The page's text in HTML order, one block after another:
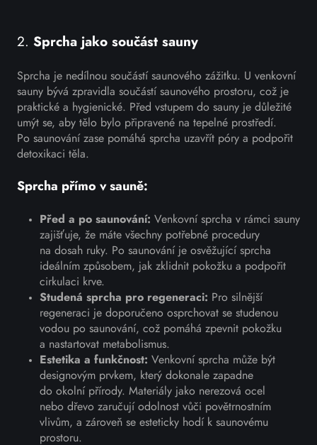
2. Sprcha jako součást sauny
Sprcha je nedílnou součástí saunového zážitku. U venkovní
sauny bývá zpravidla součástí saunového prostoru, což je
praktické a hygienické. Před vstupem do sauny je důležité
umýt se, aby tělo bylo připravené na tepelné prostředí.
Po saunování zase pomáhá sprcha uzavřít póry a podpořit
detoxikaci těla.
Sprcha přímo v sauně:
Před a po saunování: Venkovní sprcha v rámci sauny
zajišťuje, že máte všechny potřebné procedury
na dosah ruky. Po saunování je osvěžující sprcha
ideálním způsobem, jak zklidnit pokožku a podpořit
cirkulaci krve.
Studená sprcha pro regeneraci: Pro silnější
regeneraci je doporučeno osprchovat se studenou
vodou po saunování, což pomáhá zpevnit pokožku
a nastartovat metabolismus.
Estetika a funkčnost: Venkovní sprcha může být
designovým prvkem, který dokonale zapadne
do okolní přírody. Materiály jako nerezová ocel
nebo dřevo zaručují odolnost vůči povětrnostním
vlivům, a zároveň se esteticky hodí k saunovému
prostoru.